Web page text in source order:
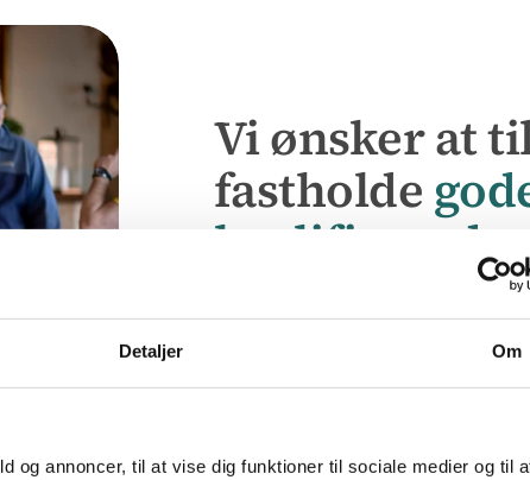
Detaljer Om
og annoncer, til at vise dig funktioner til sociale medier og til
Vi ønsker at
fastholde
kvalificerede
Det kommer bl.a. til udtryk
fleksibel arbejdsuge med
fokus på sundhed og